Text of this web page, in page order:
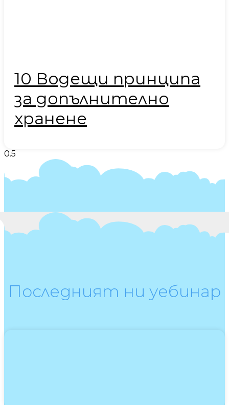
10 Водещи принципа
за допълнително
хранене
Последният ни уебинар